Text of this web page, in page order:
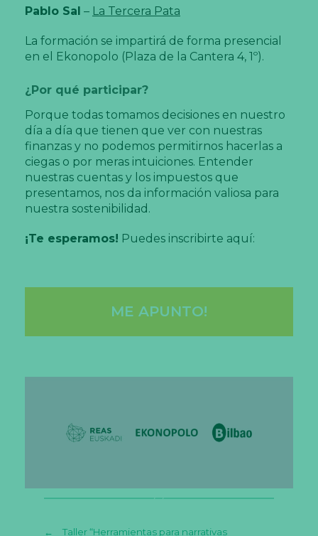
Pablo Sal – La Tercera Pata
La formación se impartirá de forma presencial
en el Ekonopolo (Plaza de la Cantera 4, 1º).
¿Por qué participar?
Porque todas tomamos decisiones en nuestro
día a día que tienen que ver con nuestras
finanzas y no podemos permitirnos hacerlas a
ciegas o por meras intuiciones. Entender
nuestras cuentas y los impuestos que
presentamos, nos da información valiosa para
nuestra sostenibilidad.
¡Te esperamos! Puedes inscribirte aquí:
ME APUNTO!
←
Taller “Herramientas para narrativas